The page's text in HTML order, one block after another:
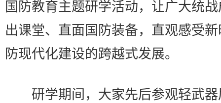
国防教育主题研学活动，让广大统
出课堂、直面国防装备，直观感受
防现代化建设的跨越式发展。
研学期间，大家先后参观轻武器